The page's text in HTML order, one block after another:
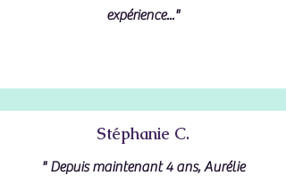
expérience..."
Stéphanie C.
" Depuis maintenant 4 ans, Aurélie